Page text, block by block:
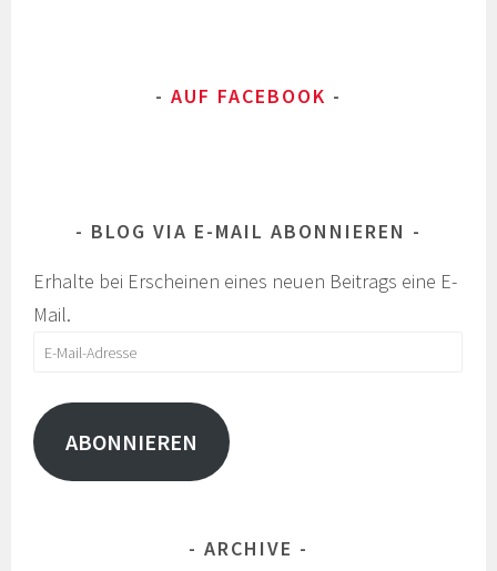
AUF FACEBOOK
BLOG VIA E-MAIL ABONNIEREN
Erhalte bei Erscheinen eines neuen Beitrags eine E-
Mail.
E-
Adresse
ABONNIEREN
ARCHIVE